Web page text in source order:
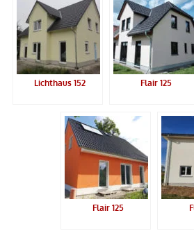
Lichthaus 152 Flair 125
Flair 125